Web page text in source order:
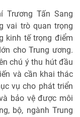
Trương Tấn Sang
vai trò quan trọng
kinh tế trọng điểm
cho Trung ương.
chú ý thu hút đầu
và cần khai thác
vụ cho phát triển
bảo vệ được môi
bộ, ngành Trung